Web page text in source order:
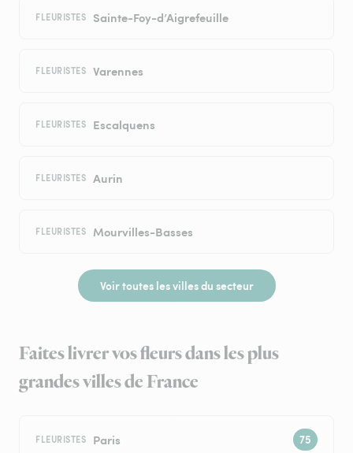
FLEURISTES Sainte-Foy-d’Aigrefeuille
FLEURISTES Varennes
FLEURISTES Escalquens
FLEURISTES Aurin
FLEURISTES Mourvilles-Basses
Voir toutes les villes du secteur
Faites livrer vos fleurs dans les plus
grandes villes de France
FLEURISTES Paris